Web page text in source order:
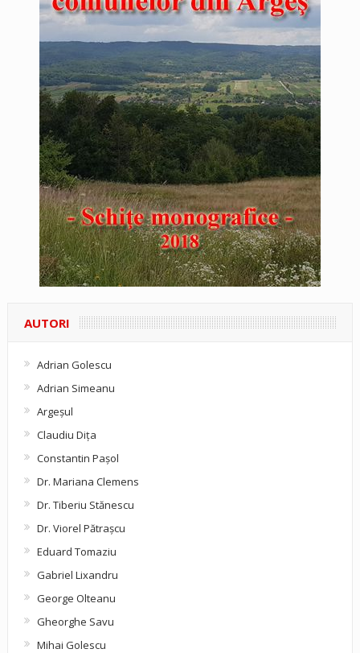
AUTORI
Adrian Golescu
Adrian Simeanu
Argeşul
Claudiu Diţa
Constantin Pașol
Dr. Mariana Clemens
Dr. Tiberiu Stănescu
Dr. Viorel Pătraşcu
Eduard Tomaziu
Gabriel Lixandru
George Olteanu
Gheorghe Savu
Mihai Golescu